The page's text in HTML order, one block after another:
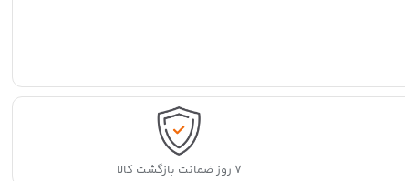
۷ روز ضمانت بازگشت کالا